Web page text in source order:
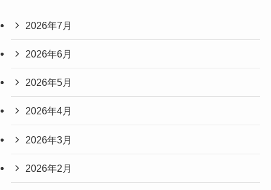
2026年7月
2026年6月
2026年5月
2026年4月
2026年3月
2026年2月